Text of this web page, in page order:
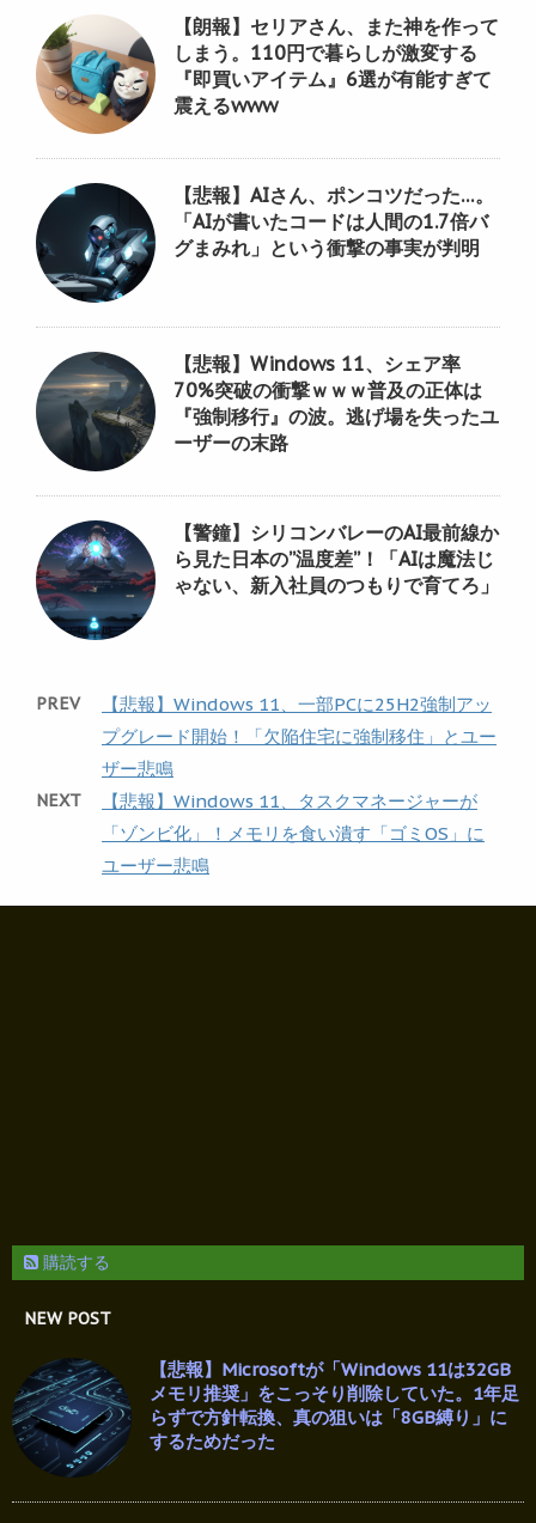
【朗報】セリアさん、また神を作って
しまう。110円で暮らしが激変する
『即買いアイテム』6選が有能すぎて
震えるwww
【悲報】AIさん、ポンコツだった…。
「AIが書いたコードは人間の1.7倍バ
グまみれ」という衝撃の事実が判明
【悲報】Windows 11、シェア率
70%突破の衝撃ｗｗｗ普及の正体は
『強制移行』の波。逃げ場を失ったユ
ーザーの末路
【警鐘】シリコンバレーのAI最前線か
ら見た日本の”温度差”！「AIは魔法じ
ゃない、新入社員のつもりで育てろ」
PREV
【悲報】Windows 11、一部PCに25H2強制アッ
プグレード開始！「欠陥住宅に強制移住」とユー
ザー悲鳴
NEXT
【悲報】Windows 11、タスクマネージャーが
「ゾンビ化」！メモリを食い潰す「ゴミOS」に
ユーザー悲鳴
購読する
NEW POST
【悲報】Microsoftが「Windows 11は32GB
メモリ推奨」をこっそり削除していた。1年足
らずで方針転換、真の狙いは「8GB縛り」に
するためだった